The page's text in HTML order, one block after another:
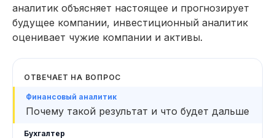
аналитик объясняет настоящее и прогнозирует
будущее компании, инвестиционный аналитик
оценивает чужие компании и активы.
ОТВЕЧАЕТ НА ВОПРОС
Почему такой результат и что будет дальше
11 модулей за 4 месяца 124 практических заданий